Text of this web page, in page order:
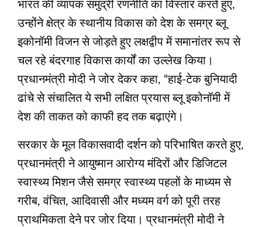
भारत की व्यापक समुद्री रणनीति का विस्तार करते हुए,
उन्होंने क्षेत्र के स्थानीय विकास को देश के समग्र ब्लू
इकोनॉमी विजन से जोड़ते हुए लक्षद्वीप में समानांतर रूप से
चल रहे बंदरगाह विकास कार्यों का उल्लेख किया।
प्रधानमंत्री मोदी ने जोर देकर कहा, “हाई-टेक बुनियादी
ढांचे से संचालित ये सभी लक्षित प्रयास ब्लू इकोनॉमी में
देश की ताकत को काफी हद तक बढ़ाएंगे।
सरकार के मूल विकासवादी दर्शन को परिभाषित करते हुए,
प्रधानमंत्री ने आयुष्मान आरोग्य मंदिरों और डिजिटल
स्वास्थ्य मिशन जैसे समग्र स्वास्थ्य पहलों के माध्यम से
गरीब, वंचित, आदिवासी और मध्यम वर्ग को पूरी तरह
प्राथमिकता देने पर जोर दिया। प्रधानमंत्री मोदी ने